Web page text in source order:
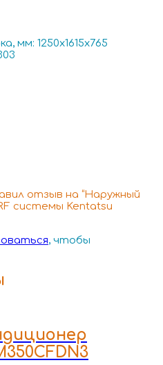
мм: 1250x1615x765
отзыв на “Наружный
системы Kentatsu
, чтобы